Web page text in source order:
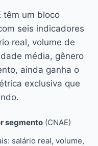
têm um bloco
seis indicadores
real, volume de
média, gênero
ainda ganha o
exclusiva que
segmento (CNAE)
salário real, volume,